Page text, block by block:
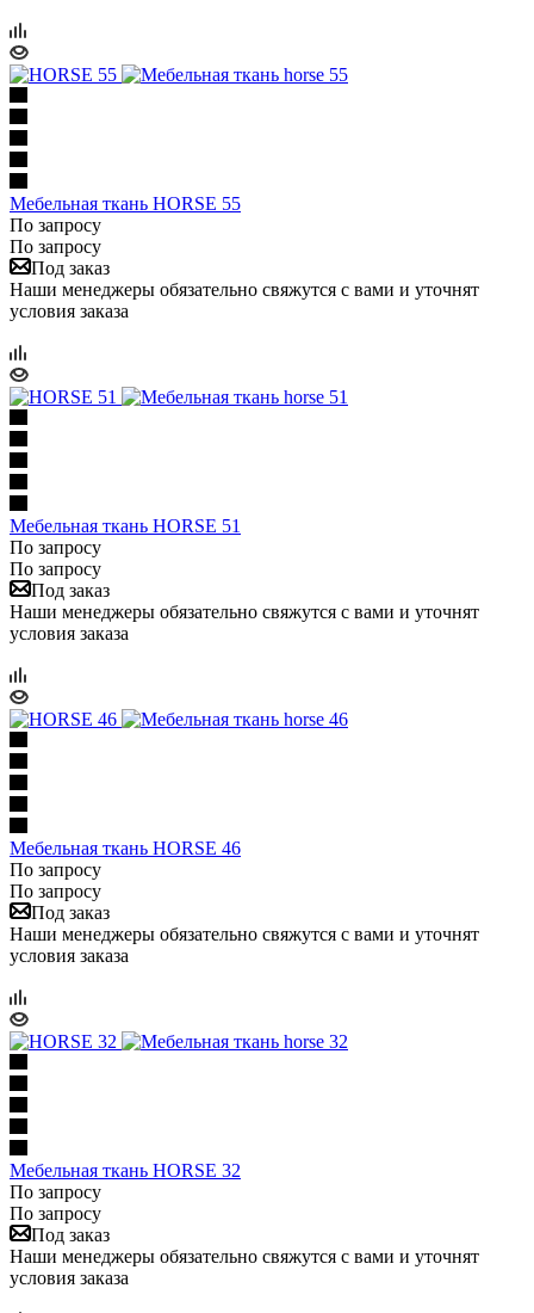
Мебельная ткань HORSE 55
По запросу
По запросу
Под заказ
Наши менеджеры обязательно свяжутся с вами и уточнят
условия заказа
Мебельная ткань HORSE 51
По запросу
По запросу
Под заказ
Наши менеджеры обязательно свяжутся с вами и уточнят
условия заказа
Мебельная ткань HORSE 46
По запросу
По запросу
Под заказ
Наши менеджеры обязательно свяжутся с вами и уточнят
условия заказа
Мебельная ткань HORSE 32
По запросу
По запросу
Под заказ
Наши менеджеры обязательно свяжутся с вами и уточнят
условия заказа